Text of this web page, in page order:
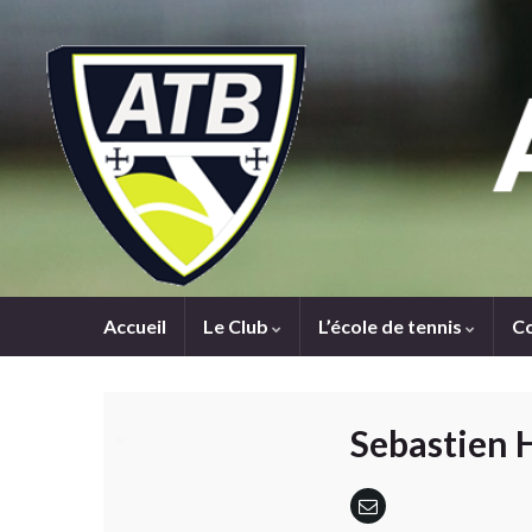
Accueil Le Club L’école de tennis
Sebastien